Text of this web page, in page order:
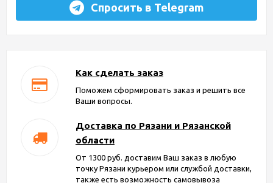
Спросить в Telegram
Как сделать заказ
Поможем сформировать заказ и решить все
Ваши вопросы.
Доставка по Рязани и Рязанской
области
От 1300 руб. доставим Ваш заказ в любую
точку Рязани курьером или службой доставки,
также есть возможность самовывоза